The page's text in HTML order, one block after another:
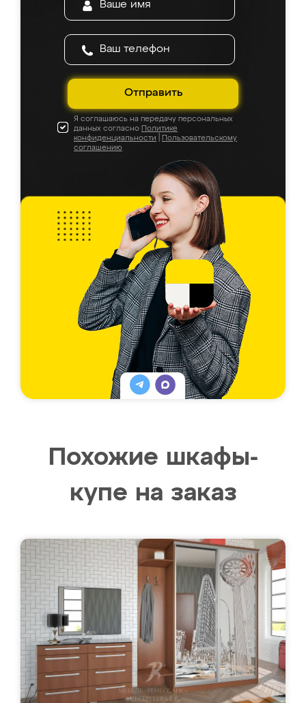
Отправить
Я соглашаюсь на передачу персональных
данных согласно Политике
конфиденциальности
Пользовательскому
соглашению
Похожие шкафы-
купе на заказ